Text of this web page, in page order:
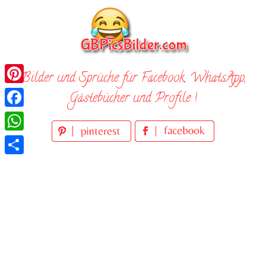
Bilder und Sprüche für Facebook, WhatsApp,
Gästebücher und Profile !
Pinterest
Facebook
WhatsApp